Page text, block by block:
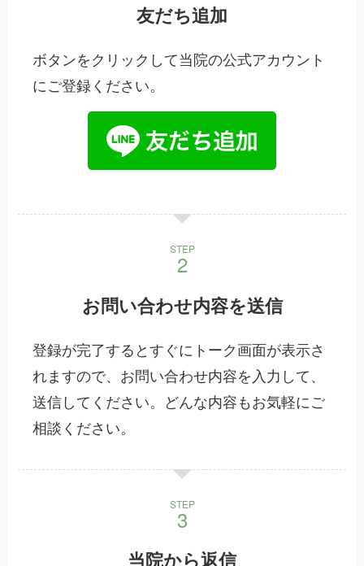
友だち追加
ボタンをクリックして当院の公式アカウント
にご登録ください。
STEP
お問い合わせ内容を送信
登録が完了するとすぐにトーク画面が表示さ
れますので、お問い合わせ内容を入力して、
送信してください。どんな内容もお気軽にご
相談ください。
STEP
当院から返信